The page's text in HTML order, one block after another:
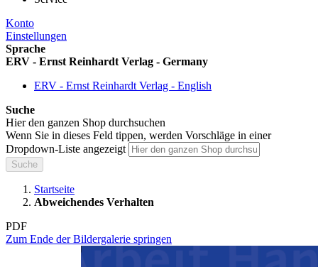
Konto
Einstellungen
Sprache
ERV - Ernst Reinhardt Verlag - Germany
ERV - Ernst Reinhardt Verlag - English
Suche
Hier den ganzen Shop durchsuchen
Wenn Sie in dieses Feld tippen, werden Vorschläge in einer
Dropdown-Liste angezeigt
Suche
Startseite
Abweichendes Verhalten
PDF
Zum Ende der Bildergalerie springen